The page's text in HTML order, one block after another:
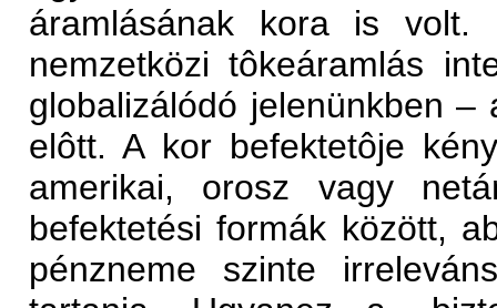
áramlásának kora is volt.
nemzetközi tôkeáramlás
globalizálódó jelenünkben
elôtt. A kor befektetôje
amerikai, orosz vagy
befektetési formák között,
pénzneme szinte